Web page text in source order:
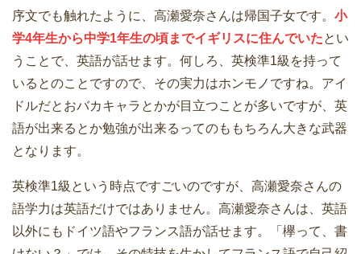
序文でも触れたように、高瀬愛奈さんは帰国子女です。 小
学4年生から中学1年生の頃までイギリスに住んでいたとい
うことで、英語が話せます。何しろ、英検準1級を持って
いるとのことですので、その実力はホンモノですね。アイ
ドルだとおバカキャラとかが目立つことが多いですが、英
語が出来るとか勉強が出来るってのももちろん大きな武器
となります。
英検準1級という時点ですごいのですが、高瀬愛奈さんの
語学力は英語だけではありません。高瀬愛奈さんは、英語
以外にもドイツ語やフランス語が話せます。「欅って、書